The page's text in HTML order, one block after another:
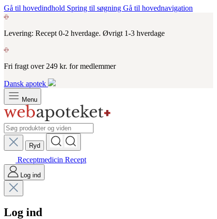
Gå til hovedindhold Spring til søgning Gå til hovednavigation
Levering: Recept 0-2 hverdage. Øvrigt 1-3 hverdage
Fri fragt over 249 kr. for medlemmer
Dansk apotek
Menu
Ryd
Receptmedicin Recept
Log ind
Log ind